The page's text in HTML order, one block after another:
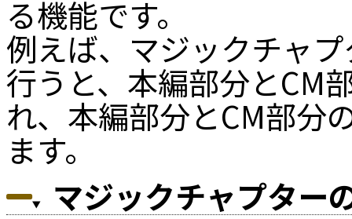
る機能です。
例えば、マジックチャ
行うと、本編部分とCM
れ、本編部分とCM部分
ます。
マジックチャプター